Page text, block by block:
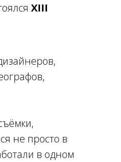
XIII
не просто в
в одном